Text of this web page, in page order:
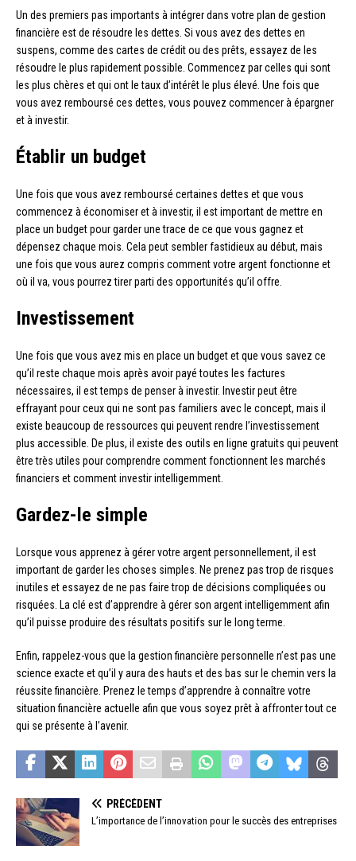
Un des premiers pas importants à intégrer dans votre plan de gestion
financière est de résoudre les dettes. Si vous avez des dettes en
suspens, comme des cartes de crédit ou des prêts, essayez de les
résoudre le plus rapidement possible. Commencez par celles qui sont
les plus chères et qui ont le taux d’intérêt le plus élevé. Une fois que
vous avez remboursé ces dettes, vous pouvez commencer à épargner
et à investir.
Établir un budget
Une fois que vous avez remboursé certaines dettes et que vous
commencez à économiser et à investir, il est important de mettre en
place un budget pour garder une trace de ce que vous gagnez et
dépensez chaque mois. Cela peut sembler fastidieux au début, mais
une fois que vous aurez compris comment votre argent fonctionne et
où il va, vous pourrez tirer parti des opportunités qu’il offre.
Investissement
Une fois que vous avez mis en place un budget et que vous savez ce
qu’il reste chaque mois après avoir payé toutes les factures
nécessaires, il est temps de penser à investir. Investir peut être
effrayant pour ceux qui ne sont pas familiers avec le concept, mais il
existe beaucoup de ressources qui peuvent rendre l’investissement
plus accessible. De plus, il existe des outils en ligne gratuits qui peuvent
être très utiles pour comprendre comment fonctionnent les marchés
financiers et comment investir intelligemment.
Gardez-le simple
Lorsque vous apprenez à gérer votre argent personnellement, il est
important de garder les choses simples. Ne prenez pas trop de risques
inutiles et essayez de ne pas faire trop de décisions compliquées ou
risquées. La clé est d’apprendre à gérer son argent intelligemment afin
qu’il puisse produire des résultats positifs sur le long terme.
Enfin, rappelez-vous que la gestion financière personnelle n’est pas une
science exacte et qu’il y aura des hauts et des bas sur le chemin vers la
réussite financière. Prenez le temps d’apprendre à connaître votre
situation financière actuelle afin que vous soyez prêt à affronter tout ce
qui se présente à l’avenir.
PRÉCÉDENT
L’importance de l’innovation pour le succès des entreprises